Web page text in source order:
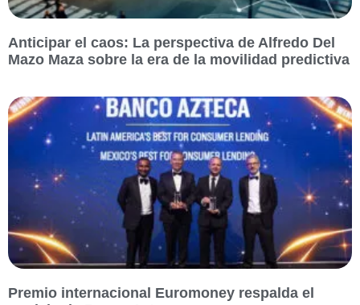
Anticipar el caos: La perspectiva de Alfredo Del
Mazo Maza sobre la era de la movilidad predictiva
Premio internacional Euromoney respalda el